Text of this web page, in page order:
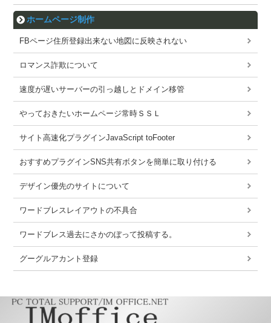
ホームページ制作
FBページ住所登録出来ない地図に反映されない
ロマンス詐欺について
速度が遅いサーバーの引っ越しとドメイン移管
やっておきたいホームページ常時ＳＳＬ
サイト高速化プラグインJavaScript toFooter
おすすめプラグインSNS共有ボタンを簡単に取り付ける
デザイン優先のサイトについて
ワードブレスレイアウトの不具合
ワードブレス過去にさかのぼって投稿する。
グーグルアカント登録